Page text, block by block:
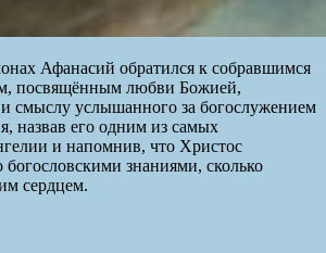
Афанасий обратился к собравшимся
посвящённым любви Божией,
и смыслу услышанного за богослужением
назвав его одним из самых
и напомнив, что Христос
богословскими знаниями, сколько
сердцем.